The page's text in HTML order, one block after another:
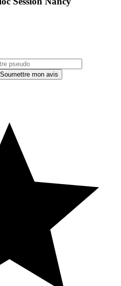
Soumettre mon avis